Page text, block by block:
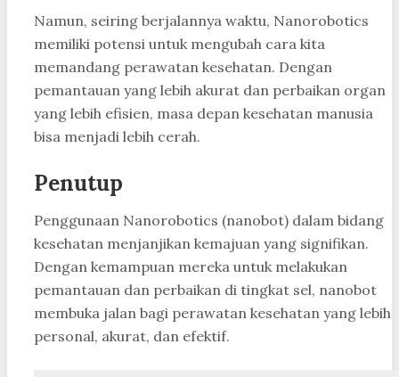
Namun, seiring berjalannya waktu, Nanorobotics
memiliki potensi untuk mengubah cara kita
memandang perawatan kesehatan. Dengan
pemantauan yang lebih akurat dan perbaikan organ
yang lebih efisien, masa depan kesehatan manusia
bisa menjadi lebih cerah.
Penutup
Penggunaan Nanorobotics (nanobot) dalam bidang
kesehatan menjanjikan kemajuan yang signifikan.
Dengan kemampuan mereka untuk melakukan
pemantauan dan perbaikan di tingkat sel, nanobot
membuka jalan bagi perawatan kesehatan yang lebih
personal, akurat, dan efektif.